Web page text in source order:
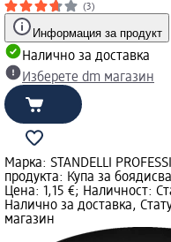
(3)
Информация за продукт
Налично за доставка
Изберете dm магазин
Марка: STANDELLI
продукта: Купа за
Цена: 1,15 €; Наличност:
Налично за доставка,
магазин